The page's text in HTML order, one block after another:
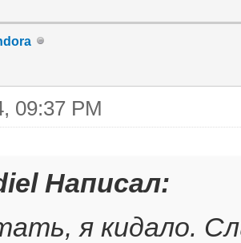
09:37 PM
Написал:
я кидало.